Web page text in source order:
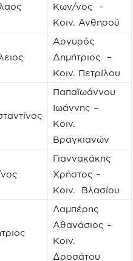
Κων/νος –
Κοιν. Ανθηρού
Αργυρός
Δημήτριος –
Κοιν. Πετρίλου
Παπαϊωάννου
Ιωάννης –
Κοιν.
Βραγκιανών
Γιαννακάκης
Χρήστος –
Κοιν. Βλασίου
Λαμπέρης
Αθανάσιος –
Κοιν.
Δροσάτου